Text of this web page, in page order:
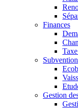
Finances
Gestion